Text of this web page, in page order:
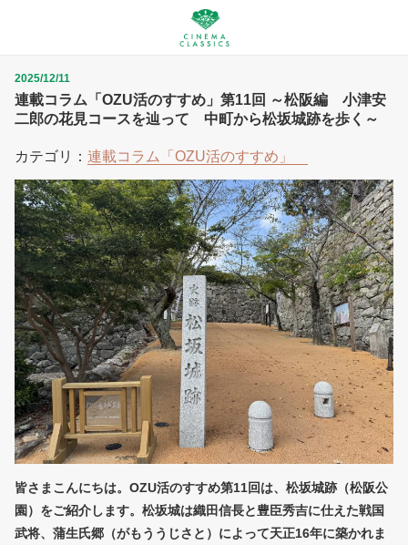
連載コラム「OZU活のすすめ」第11回 ～松阪編 小津安
二郎の花見コースを辿って 中町から松坂城跡を歩く～
2025/12/11
カテゴリ： 連載コラム「OZU活のすすめ」
皆さまこんにちは。OZU活のすすめ第11回は、松坂城跡（松阪公
園）をご紹介します。松坂城は織田信長と豊臣秀吉に仕えた戦国
武将、蒲生氏郷（がもううじさと）によって天正16年に築かれま